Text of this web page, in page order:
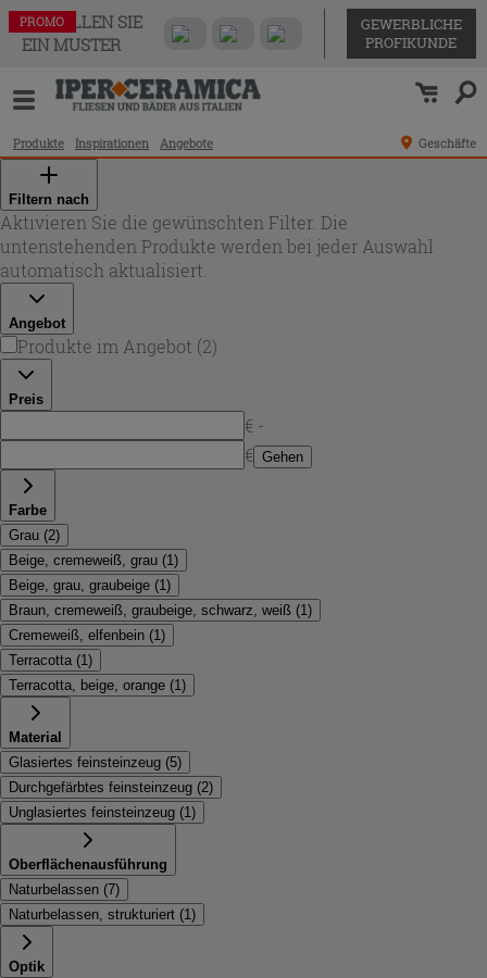
BESTELLEN SIE
EIN MUSTER
GEWERBLICHE
PROFIKUNDE
Produkte Inspirationen Angebote Geschäfte
Filtern nach
Aktivieren Sie die gewünschten Filter. Die
untenstehenden Produkte werden bei jeder Auswahl
automatisch aktualisiert.
Angebot
Produkte im Angebot (2)
Preis
€ -
€ Gehen
Farbe
Grau (2)
Beige, cremeweiß, grau (1)
Beige, grau, graubeige (1)
Braun, cremeweiß, graubeige, schwarz, weiß (1)
Cremeweiß, elfenbein (1)
Terracotta (1)
Terracotta, beige, orange (1)
Material
Glasiertes feinsteinzeug (5)
Durchgefärbtes feinsteinzeug (2)
Unglasiertes feinsteinzeug (1)
Oberflächenausführung
Naturbelassen (7)
Naturbelassen, strukturiert (1)
Optik
PROMO
PROMO